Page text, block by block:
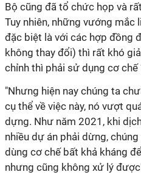
Bộ cũng đã tổ chức họp và
Tuy nhiên, những vướng mắc
đặc biệt là với các hợp đồng
không thay đổi) thì rất khó
chỉnh thì phải sử dụng cơ chế
"Nhưng hiện nay chúng ta
cụ thể về việc này, nó vượt
dựng. Như năm 2021, khi
nhiều dự án phải dừng,
dùng cơ chế bất khả kháng
nhưng cũng không xử lý